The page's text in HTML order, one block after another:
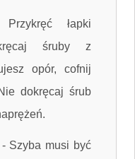
Przykręć łapki
śruby z
opór, cofnij
dokręcaj śrub
Szyba musi być